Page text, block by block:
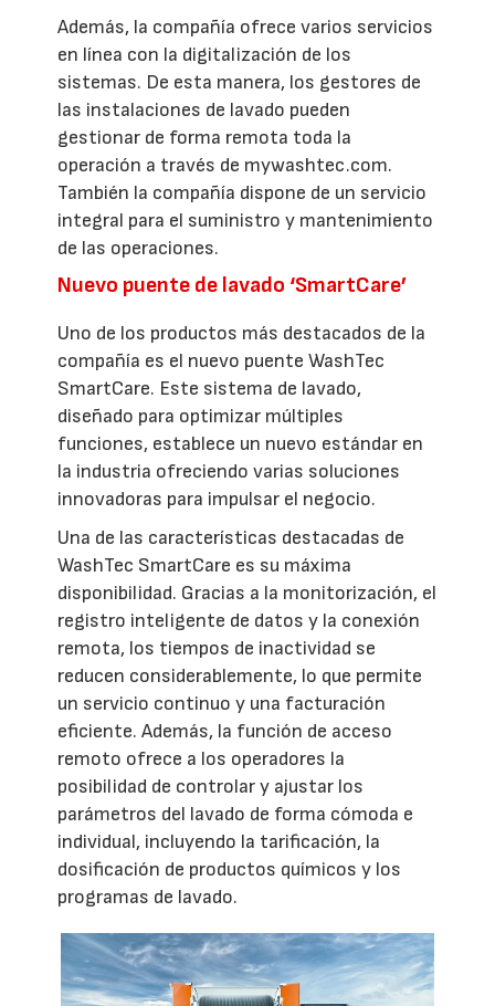
Además, la compañía ofrece varios servicios
en línea con la digitalización de los
sistemas. De esta manera, los gestores de
las instalaciones de lavado pueden
gestionar de forma remota toda la
operación a través de mywashtec.com.
También la compañía dispone de un servicio
integral para el suministro y mantenimiento
de las operaciones.
Nuevo puente de lavado ‘SmartCare’
Uno de los productos más destacados de la
compañía es el nuevo puente WashTec
SmartCare. Este sistema de lavado,
diseñado para optimizar múltiples
funciones, establece un nuevo estándar en
la industria ofreciendo varias soluciones
innovadoras para impulsar el negocio.
Una de las características destacadas de
WashTec SmartCare es su máxima
disponibilidad. Gracias a la monitorización, el
registro inteligente de datos y la conexión
remota, los tiempos de inactividad se
reducen considerablemente, lo que permite
un servicio continuo y una facturación
eficiente. Además, la función de acceso
remoto ofrece a los operadores la
posibilidad de controlar y ajustar los
parámetros del lavado de forma cómoda e
individual, incluyendo la tarificación, la
dosificación de productos químicos y los
programas de lavado.